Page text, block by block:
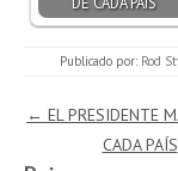
Publicado por: Rod
Navegación de entradas
← EL PRESIDENTE
CADA PAÍS